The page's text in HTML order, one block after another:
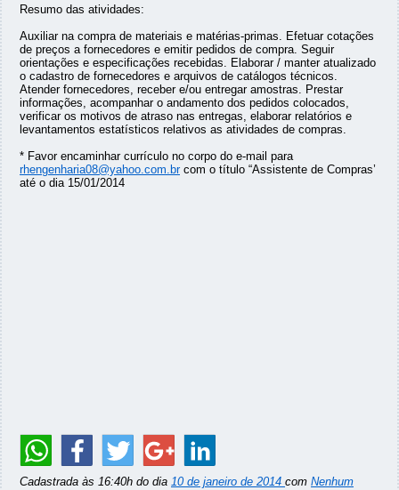
Resumo das atividades:
Auxiliar na compra de materiais e matérias-primas. Efetuar cotações
de preços a fornecedores e emitir pedidos de compra. Seguir
orientações e especificações recebidas. Elaborar / manter atualizado
o cadastro de fornecedores e arquivos de catálogos técnicos.
Atender fornecedores, receber e/ou entregar amostras. Prestar
informações, acompanhar o andamento dos pedidos colocados,
verificar os motivos de atraso nas entregas, elaborar relatórios e
levantamentos estatísticos relativos as atividades de compras.
* Favor encaminhar currículo no corpo do e-mail para
rhengenharia08@yahoo.com.brcom o título “Assistente de Compras’
até o dia 15/01/2014
Cadastrada às 16:40h do dia 10 de janeiro de 2014 com Nenhum